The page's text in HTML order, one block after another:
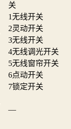
关
1无线开关
2灵动开关
3无线开关
4无线调光开关
5无线窗帘开关
6点动开关
7锁定开关
—